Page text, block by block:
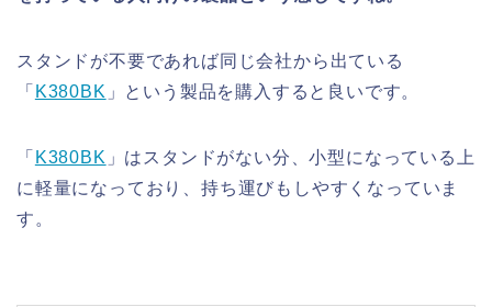
スタンドが不要であれば同じ会社から出ている
「 K380BK 」という製品を購入すると良いです。
「 K380BK 」はスタンドがない分、小型になっている上
に軽量になっており、持ち運びもしやすくなっていま
す。